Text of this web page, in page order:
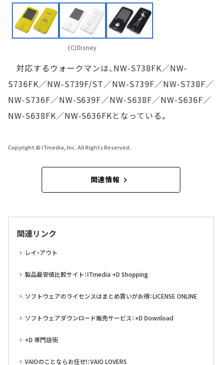
(C)Disney
対応するウォークマンは、NW-S738FK／NW-
S736FK／NW-S739F/ST／NW-S739F／NW-S738F／
NW-S736F／NW-S639F／NW-S638F／NW-S636F／
NW-S638FK／NW-S636FKとなっている。
Copyright © ITmedia, Inc. All Rights Reserved.
関連情報
関連リンク
レイ・アウト
製品最安値比較サイト：ITmedia +D Shopping
ソフトウェアのライセンスはまとめ買いがお得：LICENSE ONLINE
ソフトウェアダウンロード販売サービス：+D Download
+D 専門店街
VAIOのことならお任せ!：VAIO LOVERS